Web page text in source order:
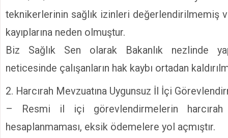
teknikerlerinin sağlık izinleri değerlendirilmemiş
kayıplarına neden olmuştur.
Biz Sağlık Sen olarak Bakanlık nezlinde
neticesinde çalışanların hak kaybı ortadan
2. Harcırah Mevzuatına Uygunsuz İl İçi
– Resmi il içi görevlendirmelerin harcırah
hesaplanmaması, eksik ödemelere yol açmıştır.